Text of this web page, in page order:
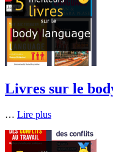
Livres sur le
… Lire plus